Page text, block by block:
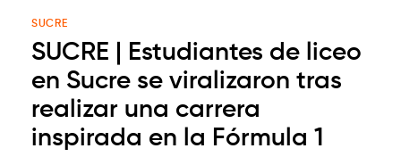
SUCRE
SUCRE | Estudiantes de liceo
en Sucre se viralizaron tras
realizar una carrera
inspirada en la Fórmula 1